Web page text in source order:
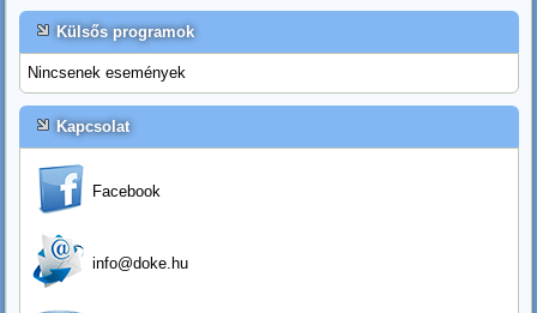
Külsős programok
Nincsenek események
Kapcsolat
Facebook
info@doke.hu